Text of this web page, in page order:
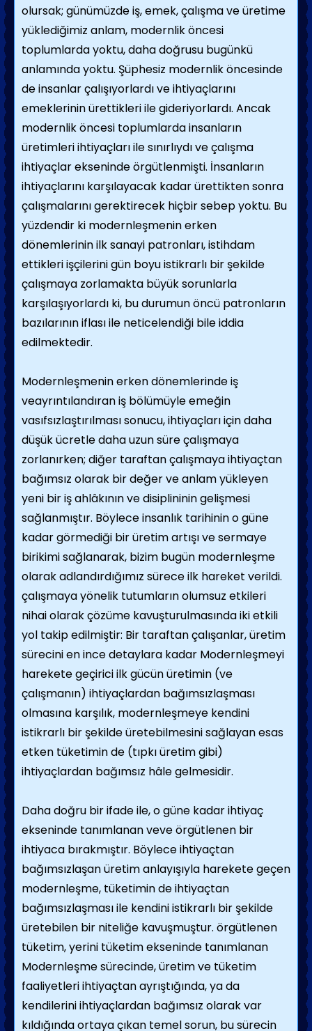
olursak; günümüzde iş, emek, çalışma ve üretime
yüklediğimiz anlam, modernlik öncesi
toplumlarda yoktu, daha doğrusu bugünkü
anlamında yoktu. Şüphesiz modernlik öncesinde
de insanlar çalışıyorlardı ve ihtiyaçlarını
emeklerinin ürettikleri ile gideriyorlardı. Ancak
modernlik öncesi toplumlarda insanların
üretimleri ihtiyaçları ile sınırlıydı ve çalışma
ihtiyaçlar ekseninde örgütlenmişti. İnsanların
ihtiyaçlarını karşılayacak kadar ürettikten sonra
çalışmalarını gerektirecek hiçbir sebep yoktu. Bu
yüzdendir ki modernleşmenin erken
dönemlerinin ilk sanayi patronları, istihdam
ettikleri işçilerini gün boyu istikrarlı bir şekilde
çalışmaya zorlamakta büyük sorunlarla
karşılaşıyorlardı ki, bu durumun öncü patronların
bazılarının iflası ile neticelendiği bile iddia
edilmektedir.
Modernleşmenin erken dönemlerinde iş
veayrıntılandıran iş bölümüyle emeğin
vasıfsızlaştırılması sonucu, ihtiyaçları için daha
düşük ücretle daha uzun süre çalışmaya
zorlanırken; diğer taraftan çalışmaya ihtiyaçtan
bağımsız olarak bir değer ve anlam yükleyen
yeni bir iş ahlâkının ve disiplininin gelişmesi
sağlanmıştır. Böylece insanlık tarihinin o güne
kadar görmediği bir üretim artışı ve sermaye
birikimi sağlanarak, bizim bugün modernleşme
olarak adlandırdığımız sürece ilk hareket verildi.
çalışmaya yönelik tutumların olumsuz etkileri
nihai olarak çözüme kavuşturulmasında iki etkili
yol takip edilmiştir: Bir taraftan çalışanlar, üretim
sürecini en ince detaylara kadar Modernleşmeyi
harekete geçirici ilk gücün üretimin (ve
çalışmanın) ihtiyaçlardan bağımsızlaşması
olmasına karşılık, modernleşmeye kendini
istikrarlı bir şekilde üretebilmesini sağlayan esas
etken tüketimin de (tıpkı üretim gibi)
ihtiyaçlardan bağımsız hâle gelmesidir.
Daha doğru bir ifade ile, o güne kadar ihtiyaç
ekseninde tanımlanan veve örgütlenen bir
ihtiyaca bırakmıştır. Böylece ihtiyaçtan
bağımsızlaşan üretim anlayışıyla harekete geçen
modernleşme, tüketimin de ihtiyaçtan
bağımsızlaşması ile kendini istikrarlı bir şekilde
üretebilen bir niteliğe kavuşmuştur. örgütlenen
tüketim, yerini tüketim ekseninde tanımlanan
Modernleşme sürecinde, üretim ve tüketim
faaliyetleri ihtiyaçtan ayrıştığında, ya da
kendilerini ihtiyaçlardan bağımsız olarak var
kıldığında ortaya çıkan temel sorun, bu sürecin